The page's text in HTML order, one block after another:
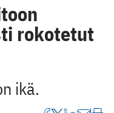
rokotetut
ikä.